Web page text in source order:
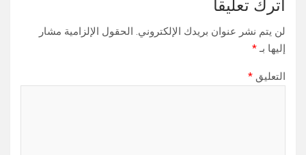
اترك تعليقاً
لن يتم نشر عنوان بريدك الإلكتروني. الحقول الإلزامية مشار
إليها بـ*
التعليق *